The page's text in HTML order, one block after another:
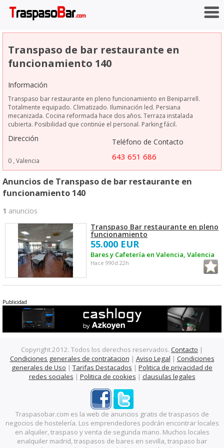
Transpaso de bar restaurante en
funcionamiento 140
Información
Transpaso bar restaurante en pleno funcionamiento en Beniparrell.
Totalmente equipado. Climatizado. Iluminación led. Persiana
mecanizada. Cocina reformada hace dos años. Terraza instalada
cubierta. Posibilidad que continúe el personal. Parking fácil.
Dirección
0 , Valencia
Teléfono de Contacto
643 651 686
Anuncios de Transpaso de bar restaurante en
funcionamiento 140
1 anuncios
Transpaso Bar restaurante en pleno
funcionamiento
55.000 EUR
Bares y Cafetería en Valencia, Valencia
Hace 990d 22h
Publicidad
Copyright 2012. Todos los derechos reservados. Contacto |
Condiciones generales de contratacion | Aviso Legal | Condiciones
generales de Uso | Tarifas Destacados | Politica de privacidad de
redes sociales | Politica de cookies | clausulas legales
Traspasobar.com es la web de anuncios gratis de traspasos de
negocios de hostelería. Los emprendedores podrán encontrar locales
en alquiler, traspaso y venta de segunda mano. Muchos locales
enalquiler madrid, traspasos de bares en sevilla, traspaso bar